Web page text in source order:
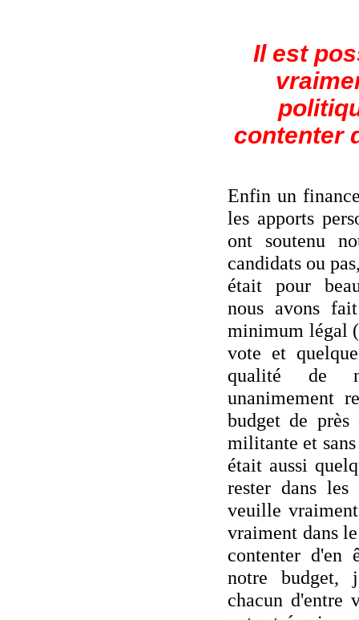
Il est
contenter
Enfin un
les apports
ont soutenu
candidats ou
était pour
nous avons
minimum légal
vote et
qualité de
unanimement
budget de
militante et
était aussi
rester dans
veuille
vraiment dans
contenter d'en
notre budget,
chacun d'entre